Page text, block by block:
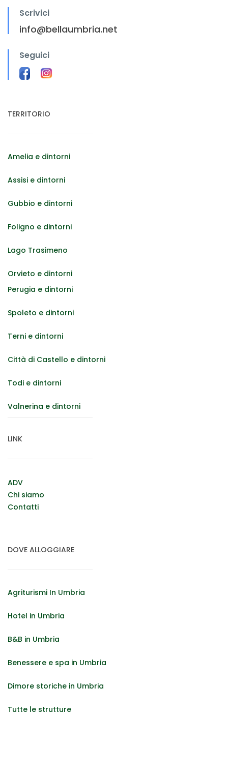
Scrivici
info@bellaumbria.net
Seguici
TERRITORIO
Amelia e dintorni
Assisi e dintorni
Gubbio e dintorni
Foligno e dintorni
Lago Trasimeno
Orvieto e dintorni
Perugia e dintorni
Spoleto e dintorni
Terni e dintorni
Città di Castello e dintorni
Todi e dintorni
Valnerina e dintorni
LINK
ADV
Chi siamo
Contatti
DOVE ALLOGGIARE
Agriturismi In Umbria
Hotel in Umbria
B&B in Umbria
Benessere e spa in Umbria
Dimore storiche in Umbria
Tutte le strutture